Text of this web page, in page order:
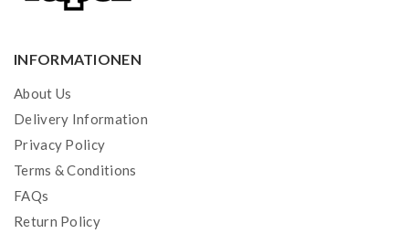
INFORMATIONEN
About Us
Delivery Information
Privacy Policy
Terms & Conditions
FAQs
Return Policy